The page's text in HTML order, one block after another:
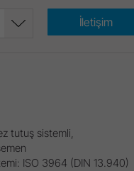
İletişim
tutuş sistemli,
ISO 3964 (DIN 13.940)